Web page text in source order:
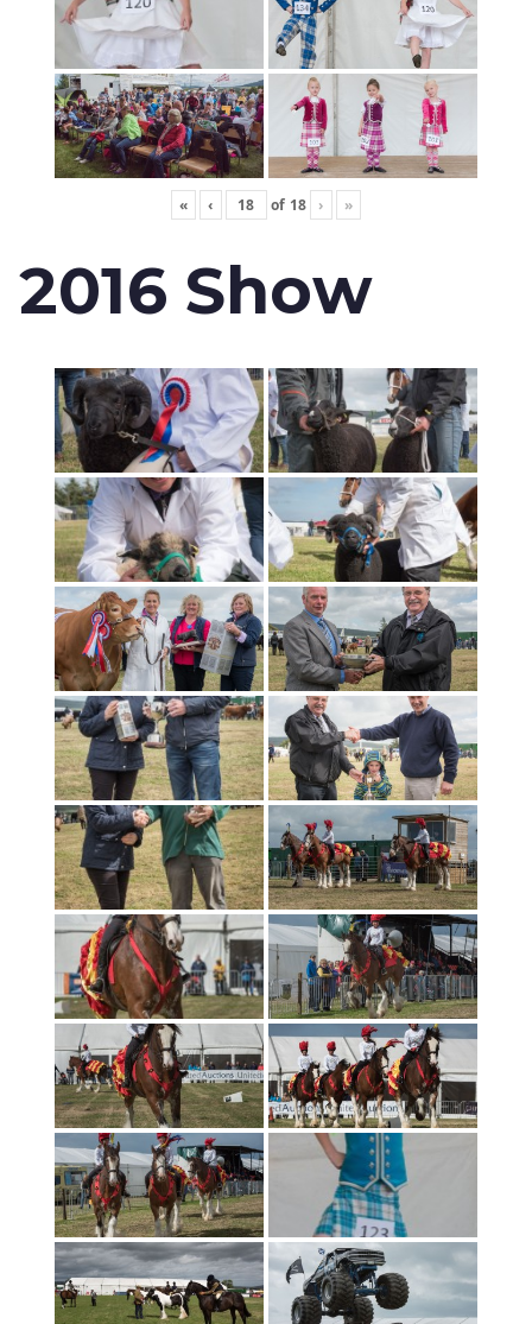
« ‹ of 18 › »
2016 Show